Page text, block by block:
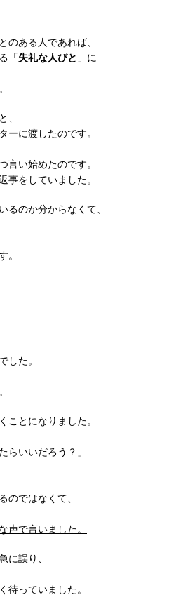
のある人であれば、
「失礼な人びと 」に
、
ーに渡したのです。
言い始めたのです。
事をしていました。
るのか分からなくて、
。
した。
ことになりました。
らいいだろう？」
のではなくて、
声で言いました。
に誤り、
待っていました。